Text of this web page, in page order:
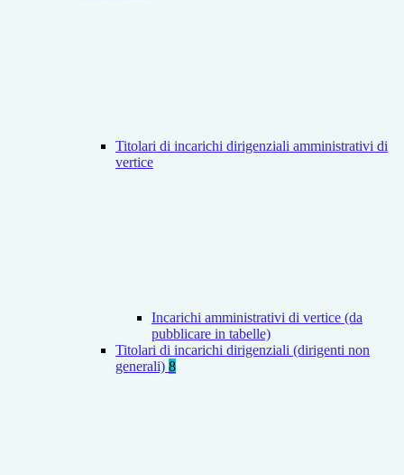
Titolari di incarichi dirigenziali amministrativi di
vertice
Incarichi amministrativi di vertice (da
pubblicare in tabelle)
Titolari di incarichi dirigenziali (dirigenti non
generali) 8